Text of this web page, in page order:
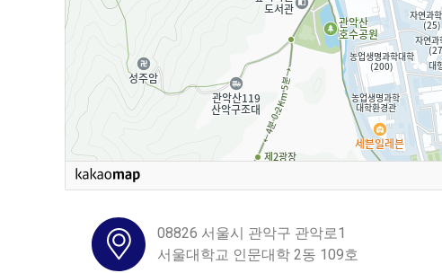
08826 서울시 관악구 관악로1
서울대학교 인문대학 2동 109호